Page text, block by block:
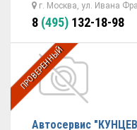
г. Москва, ул. Ивана
8 (495) 132-18-98
ПРОВЕРЕННЫЙ
Автосервис